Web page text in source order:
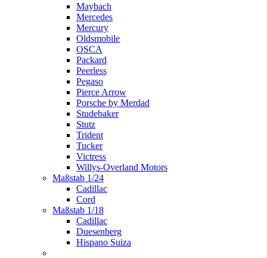
Maybach
Mercedes
Mercury
Oldsmobile
OSCA
Packard
Peerless
Pegaso
Pierce Arrow
Porsche by Merdad
Studebaker
Stutz
Trident
Tucker
Victress
Willys-Overland Motors
Maßstab 1/24
Cadillac
Cord
Maßstab 1/18
Cadillac
Duesenberg
Hispano Suiza